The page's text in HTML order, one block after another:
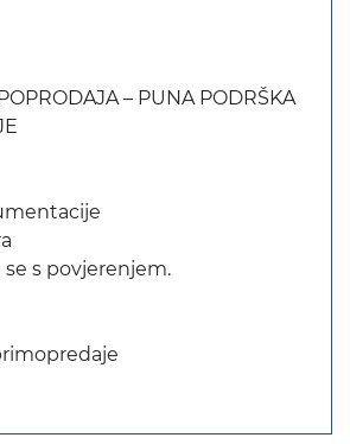
– PUNA PODRŠKA
s povjerenjem.